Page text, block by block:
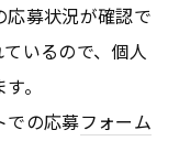
応募状況が確認で
いるので、個人
。
での応募フォーム